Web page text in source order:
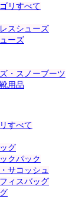
リすべて
スシューズ
ーズ
・スノーブーツ
用品
すべて
グ
クパック
サコッシュ
ィスバッグ